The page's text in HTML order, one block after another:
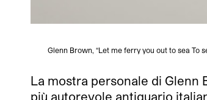
Glenn Brown, “Let me ferry you out to sea To
La mostra personale di Glenn
più autorevole antiquario